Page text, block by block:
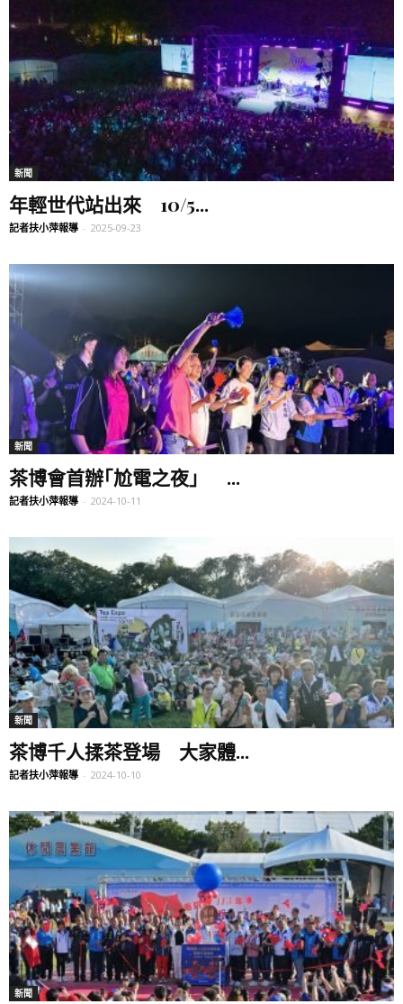
新聞
年輕世代站出來 10/5...
記者扶小萍報導 - 2025-09-23
新聞
茶博會首辦｢尬電之夜」 ...
記者扶小萍報導 - 2024-10-11
新聞
茶博千人揉茶登場 大家體...
記者扶小萍報導 - 2024-10-10
新聞